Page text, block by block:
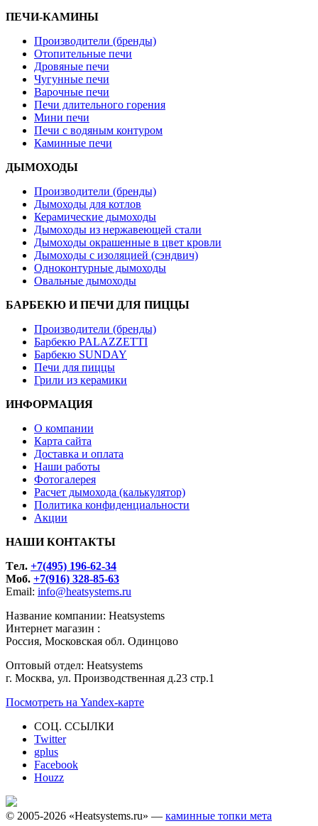
ПЕЧИ-КАМИНЫ
Производители (бренды)
Отопительные печи
Дровяные печи
Чугунные печи
Варочные печи
Печи длительного горения
Мини печи
Печи с водяным контуром
Каминные печи
ДЫМОХОДЫ
Производители (бренды)
Дымоходы для котлов
Керамические дымоходы
Дымоходы из нержавеющей стали
Дымоходы окрашенные в цвет кровли
Дымоходы с изоляцией (сэндвич)
Одноконтурные дымоходы
Овальные дымоходы
БАРБЕКЮ И ПЕЧИ ДЛЯ ПИЦЦЫ
Производители (бренды)
Барбекю PALAZZETTI
Барбекю SUNDAY
Печи для пиццы
Грили из керамики
ИНФОРМАЦИЯ
О компании
Карта сайта
Доставка и оплата
Наши работы
Фотогалерея
Расчет дымохода (калькулятор)
Политика конфиденциальности
Акции
НАШИ КОНТАКТЫ
Tел. +7(495) 196-62-34
Моб. +7(916) 328-85-63
Email: info@heatsystems.ru
Название компании: Heatsystems
Интернет магазин :
Россия, Московская обл. Одинцово
Оптовый отдел: Heatsystems
г. Москва, ул. Производственная д.23 стр.1
Посмотреть на Yandex-карте
СОЦ. ССЫЛКИ
Twitter
gplus
Facebook
Houzz
© 2005-2026 «Heatsystems.ru» — каминные топки мета